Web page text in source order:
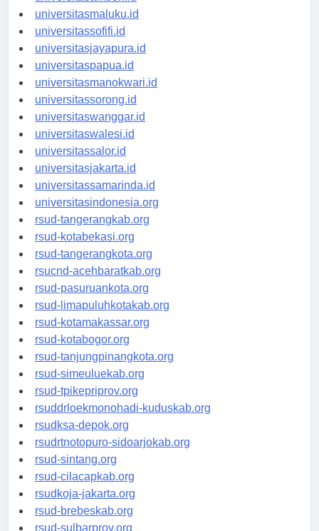
universitasambon.id
universitasmaluku.id
universitassofifi.id
universitasjayapura.id
universitaspapua.id
universitasmanokwari.id
universitassorong.id
universitaswanggar.id
universitaswalesi.id
universitassalor.id
universitasjakarta.id
universitassamarinda.id
universitasindonesia.org
rsud-tangerangkab.org
rsud-kotabekasi.org
rsud-tangerangkota.org
rsucnd-acehbaratkab.org
rsud-pasuruankota.org
rsud-limapuluhkotakab.org
rsud-kotamakassar.org
rsud-kotabogor.org
rsud-tanjungpinangkota.org
rsud-simeuluekab.org
rsud-tpikepriprov.org
rsuddrloekmonohadi-kuduskab.org
rsudksa-depok.org
rsudrtnotopuro-sidoarjokab.org
rsud-sintang.org
rsud-cilacapkab.org
rsudkoja-jakarta.org
rsud-brebeskab.org